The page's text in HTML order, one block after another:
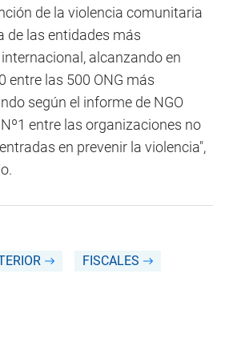
de la violencia comunitaria
de las entidades más
alcanzando en
entre las 500 ONG más
según el informe de NGO
entre las organizaciones no
en prevenir la violencia",
FISCALES